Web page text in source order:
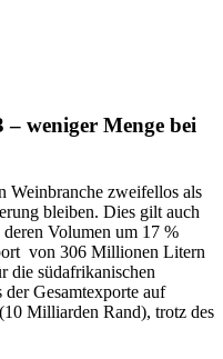
weniger Menge bei
Weinbranche zweifellos als
bleiben. Dies gilt auch
Volumen um 17 %
von 306 Millionen Litern
die südafrikanischen
Gesamtexporte auf
Milliarden Rand), trotz des